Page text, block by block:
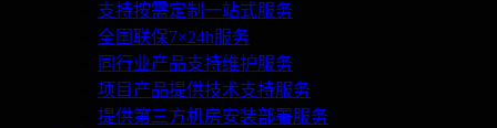
支持按需定制一站式服务
全国联保7×24h服务
同行业产品支持维护服务
项目产品提供技术支持服务
提供第三方机房安装部署服务